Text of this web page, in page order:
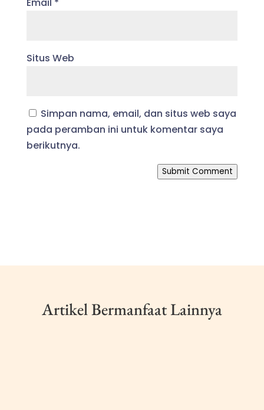
Email *
Situs Web
Simpan nama, email, dan situs web saya
pada peramban ini untuk komentar saya
berikutnya.
Submit Comment
Artikel Bermanfaat Lainnya